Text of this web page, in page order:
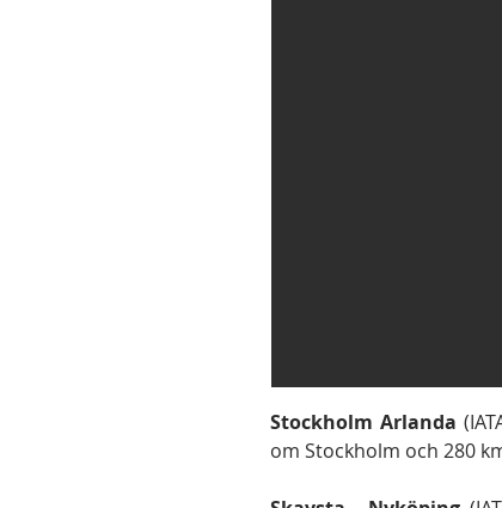
Stockholm Arlanda
om Stockholm och 280